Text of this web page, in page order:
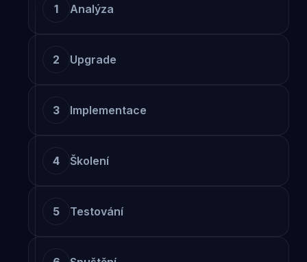
1 Analýza
2 Upgrade
3 Implementace
4 Školení
5 Testování